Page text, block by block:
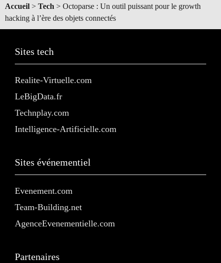
Accueil > Tech > Octoparse : Un outil puissant pour le growth
hacking à l’ère des objets connectés
Sites tech
Realite-Virtuelle.com
LeBigData.fr
Technplay.com
Intelligence-Artificielle.com
Sites événementiel
Evenement.com
Team-Building.net
AgenceEvenementielle.com
Partenaires